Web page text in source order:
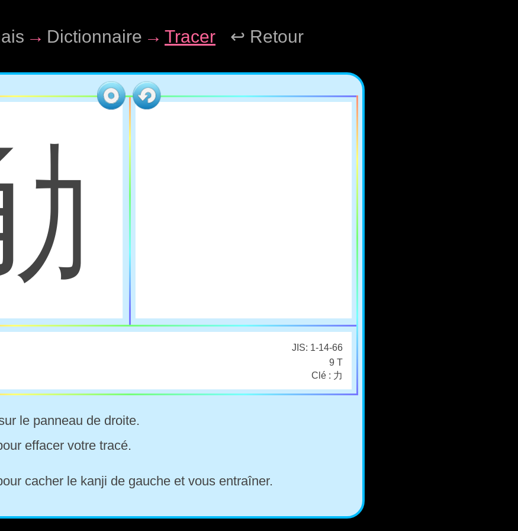
→ Dictionnaire → Tracer ↩ Retour
JIS: 1-14-66
9 T
Clé : 力
le panneau de droite.
effacer votre tracé.
cacher le kanji de gauche et vous entraîner.